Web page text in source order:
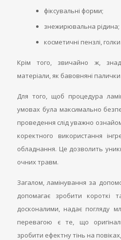
фіксувальні форми;
знежирювальна рідина;
косметичні пензлі,
Крім того, звичайно ж,
матеріали, як бавовняні палички
Для того, щоб процедура
умовах була максимально
проведення слід уважно
коректного використання
обладнання. Це дозволить
очних травм.
Загалом, ламінування за
допомагає зробити короткі
досконалими, надає погляду
перевагою є те, що
зробити ефектну тінь на